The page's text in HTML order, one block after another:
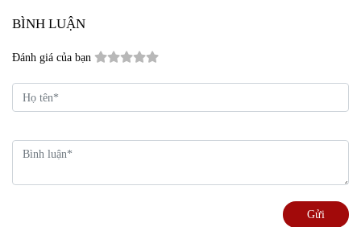
BÌNH LUẬN
Đánh giá của bạn
Gửi